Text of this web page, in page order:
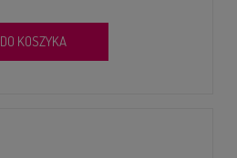
DO KOSZYKA